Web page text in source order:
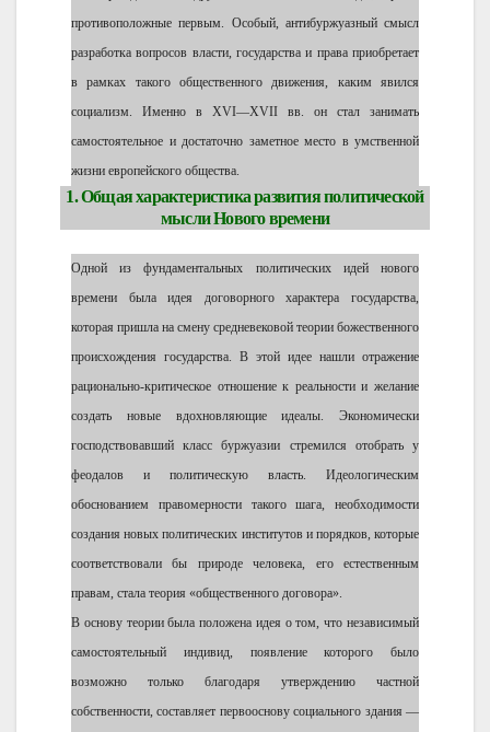
противоположные первым. Особый, антибуржуазный смысл
разработка вопросов власти, государства и права приобретает
в рамках такого общественного движения, каким явился
социализм. Именно в XVI—XVII вв. он стал занимать
самостоятельное и достаточно заметное место в умственной
жизни европейского общества.
1. Общая характеристика развития политической
мысли Нового времени
Одной из фундаментальных политических идей нового
времени была идея договорного характера государства,
которая пришла на смену средневековой теории божественного
происхождения государства. В этой идее нашли отражение
рационально-критическое отношение к реальности и желание
создать новые вдохновляющие идеалы. Экономически
господствовавший класс буржуазии стремился отобрать у
феодалов и политическую власть. Идеологическим
обоснованием правомерности такого шага, необходимости
создания новых политических институтов и порядков, которые
соответствовали бы природе человека, его естественным
правам, стала теория «общественного договора».
В основу теории была положена идея о том, что независимый
самостоятельный индивид, появление которого было
возможно только благодаря утверждению частной
собственности, составляет первооснову социального здания —